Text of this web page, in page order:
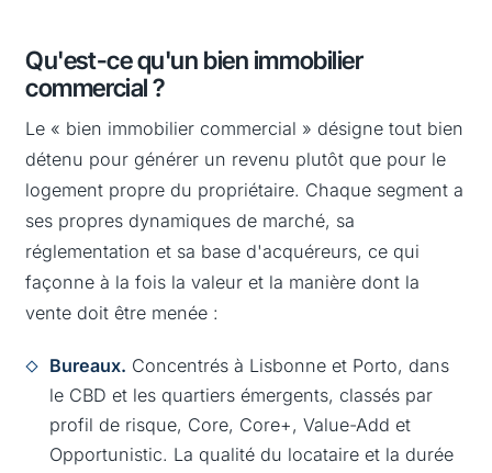
Qu'est-ce qu'un bien immobilier
commercial ?
Le « bien immobilier commercial » désigne tout bien
détenu pour générer un revenu plutôt que pour le
logement propre du propriétaire. Chaque segment a
ses propres dynamiques de marché, sa
réglementation et sa base d'acquéreurs, ce qui
façonne à la fois la valeur et la manière dont la
vente doit être menée :
Bureaux. Concentrés à Lisbonne et Porto, dans
le CBD et les quartiers émergents, classés par
profil de risque, Core, Core+, Value-Add et
Opportunistic. La qualité du locataire et la durée